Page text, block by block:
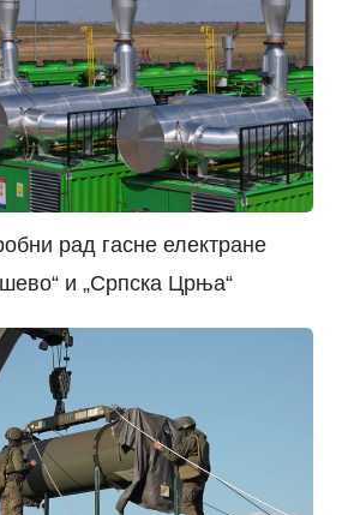
рад гасне електране
и „Српска Црња“